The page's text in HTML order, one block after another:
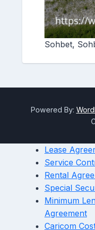
Sohbet,
Powered By:
Lease
Service
Rental
Special
Minimum
Agreement
Caricom